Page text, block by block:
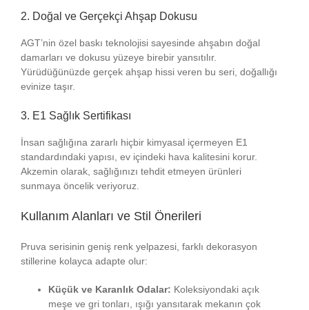
2. Doğal ve Gerçekçi Ahşap Dokusu
AGT’nin özel baskı teknolojisi sayesinde ahşabın doğal
damarları ve dokusu yüzeye birebir yansıtılır.
Yürüdüğünüzde gerçek ahşap hissi veren bu seri, doğallığı
evinize taşır.
3. E1 Sağlık Sertifikası
İnsan sağlığına zararlı hiçbir kimyasal içermeyen E1
standardındaki yapısı, ev içindeki hava kalitesini korur.
Akzemin olarak, sağlığınızı tehdit etmeyen ürünleri
sunmaya öncelik veriyoruz.
Kullanım Alanları ve Stil Önerileri
Pruva serisinin geniş renk yelpazesi, farklı dekorasyon
stillerine kolayca adapte olur:
Küçük ve Karanlık Odalar: Koleksiyondaki açık
meşe ve gri tonları, ışığı yansıtarak mekanın çok